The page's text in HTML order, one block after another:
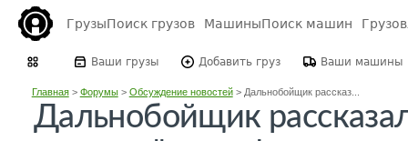
ГрузыПоиск грузов МашиныПоиск машин
Ваши грузы Добавить груз Ваши машины
Главная> Форумы> Обсуждение новостей> Дальнобойщик рассказ...
Дальнобойщик